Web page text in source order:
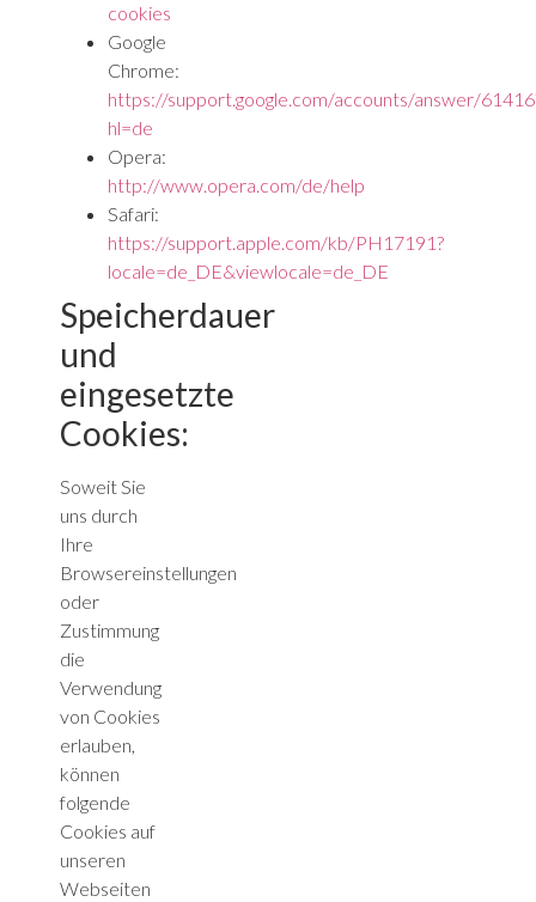
cookies
Google
Chrome:
https://support.google.com/accounts/answer/
hl=de
Opera:
http://www.opera.com/de/help
Safari:
https://support.apple.com/kb/PH17191?
locale=de_DE&viewlocale=de_DE
Speicherdauer
und
eingesetzte
Cookies:
Soweit Sie
uns durch
Ihre
Browsereinstellungen
oder
Zustimmung
die
Verwendung
von Cookies
erlauben,
können
folgende
Cookies auf
unseren
Webseiten